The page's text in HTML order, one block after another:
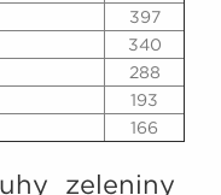
397
340
288
193
166
zeleniny